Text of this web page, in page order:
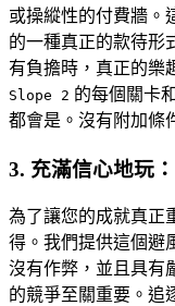
或操縱性的付費牆
的一種真正的款待形
有負擔時，真正的樂
Slope 2 的每個關卡
都會是。沒有附加條
3. 充滿信心地玩
為了讓您的成就真正
得。我們提供這個避
沒有作弊，並且具有
的競爭至關重要。追